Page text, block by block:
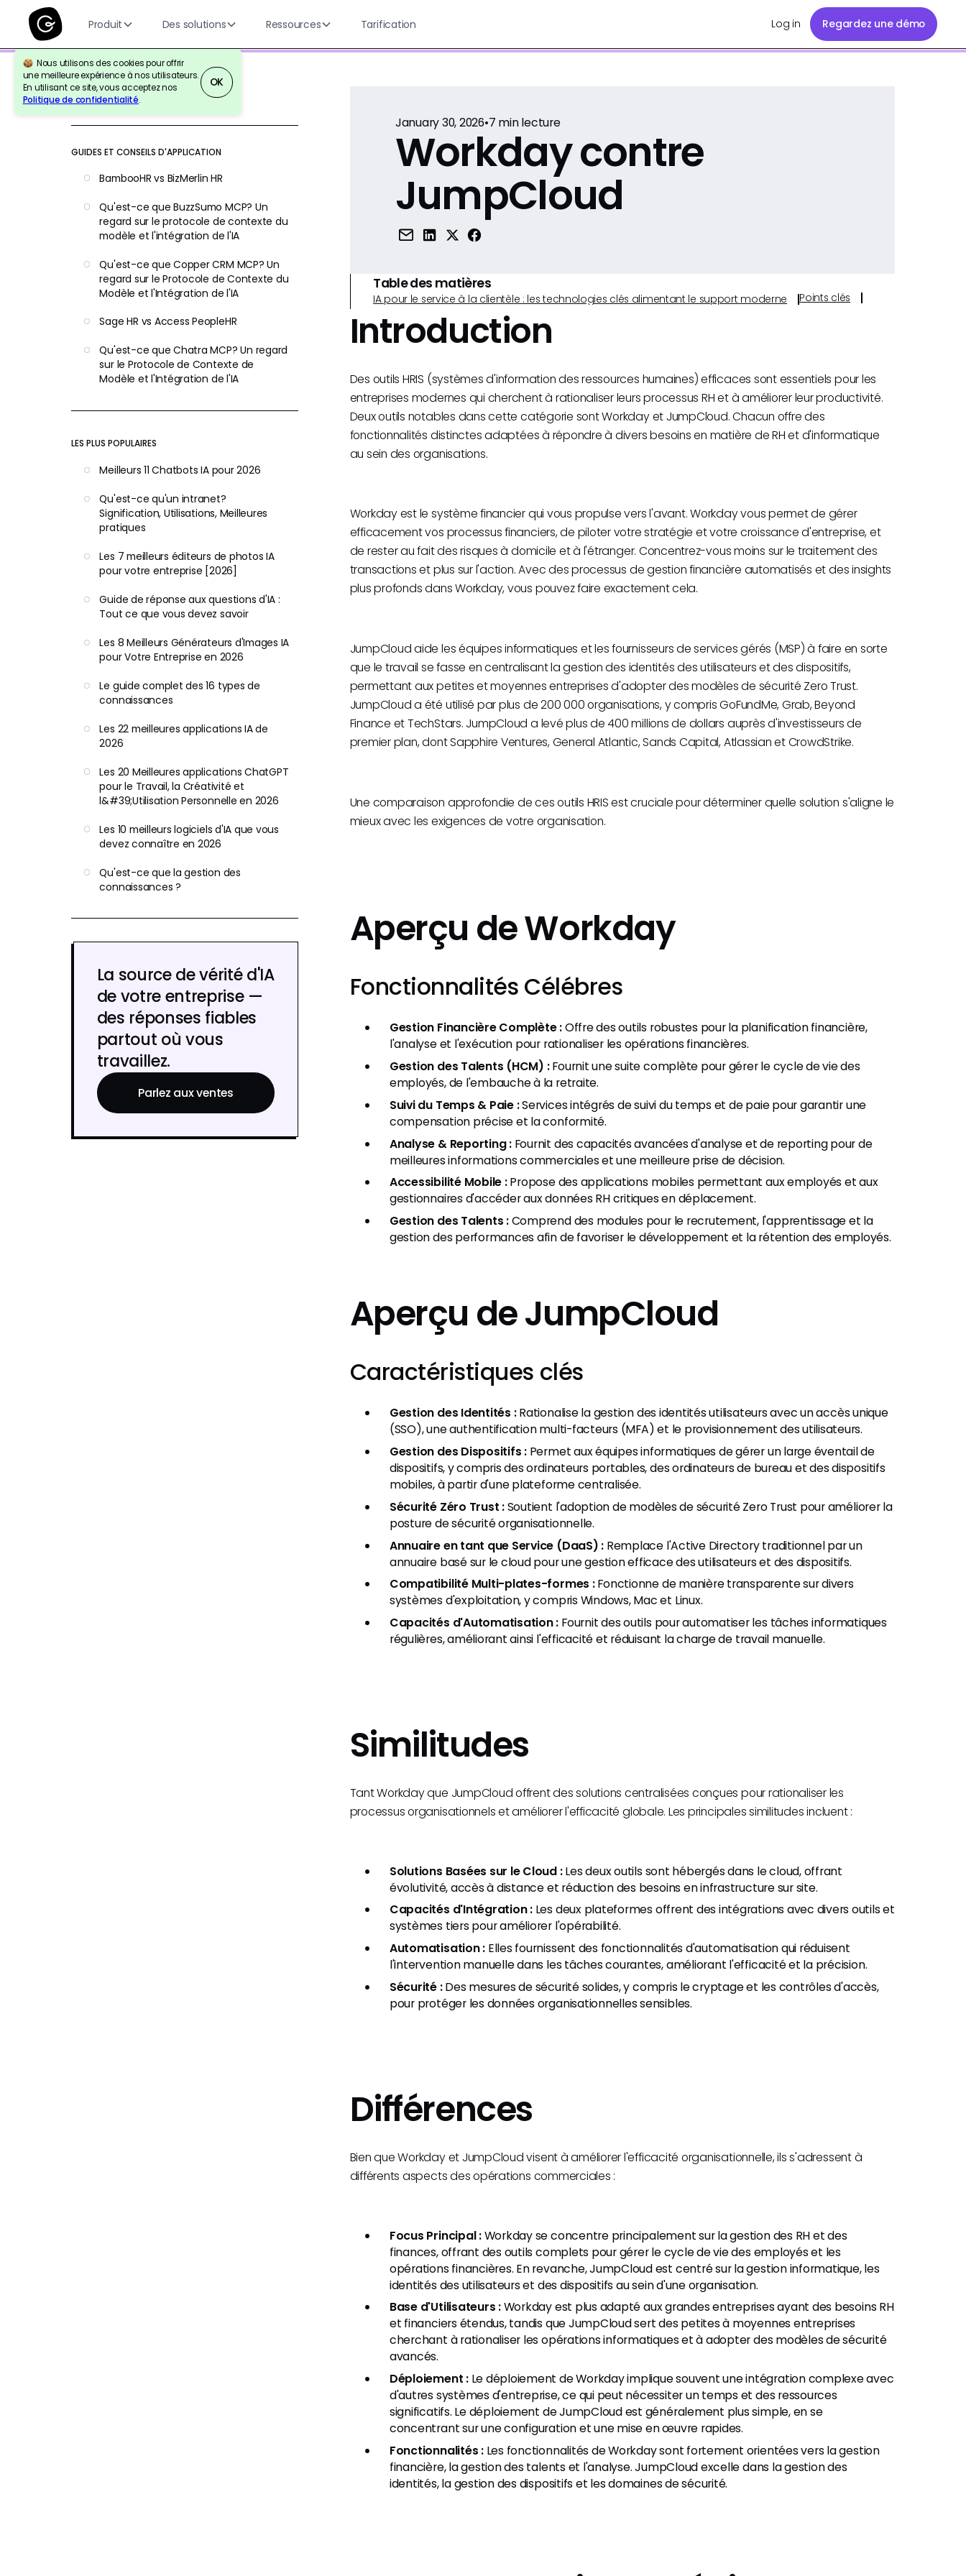
Produit Des solutions Ressources Tarification Log in Regardez une démo
Nous utilisons des cookies pour offrir
une meilleure expérience à nos utilisateurs.
En utilisant ce site, vous acceptez nos
Politique de confidentialité.
OK
Retour à la référence
GUIDES ET CONSEILS D'APPLICATION
BambooHR vs BizMerlin HR
Qu'est-ce que BuzzSumo MCP? Un
regard sur le protocole de contexte du
modèle et l'intégration de l'IA
Qu'est-ce que Copper CRM MCP? Un
regard sur le Protocole de Contexte du
Modèle et l'Intégration de l'IA
Sage HR vs Access PeopleHR
Qu'est-ce que Chatra MCP? Un regard
sur le Protocole de Contexte de
Modèle et l'Intégration de l'IA
LES PLUS POPULAIRES
Meilleurs 11 Chatbots IA pour 2026
Qu'est-ce qu'un intranet?
Signification, Utilisations, Meilleures
pratiques
Les 7 meilleurs éditeurs de photos IA
pour votre entreprise [2026]
Guide de réponse aux questions d'IA :
Tout ce que vous devez savoir
Les 8 Meilleurs Générateurs d'Images IA
pour Votre Entreprise en 2026
Le guide complet des 16 types de
connaissances
Les 22 meilleures applications IA de
2026
Les 20 Meilleures applications ChatGPT
pour le Travail, la Créativité et
l&#39;Utilisation Personnelle en 2026
Les 10 meilleurs logiciels d'IA que vous
devez connaître en 2026
Qu'est-ce que la gestion des
connaissances ?
La source de vérité d'IA
de votre entreprise —
des réponses fiables
partout où vous
travaillez.
Parlez aux ventes
January 30, 2026•7 min lecture
Workday contre
JumpCloud
Table des matières
IA pour le service à la clientèle : les technologies clés alimentant le support moderne Points clés
Introduction
Des outils HRIS (systèmes d'information des ressources humaines) efficaces sont essentiels pour les
entreprises modernes qui cherchent à rationaliser leurs processus RH et à améliorer leur productivité.
Deux outils notables dans cette catégorie sont Workday et JumpCloud. Chacun offre des
fonctionnalités distinctes adaptées à répondre à divers besoins en matière de RH et d'informatique
au sein des organisations.
Workday est le système financier qui vous propulse vers l'avant. Workday vous permet de gérer
efficacement vos processus financiers, de piloter votre stratégie et votre croissance d'entreprise, et
de rester au fait des risques à domicile et à l'étranger. Concentrez-vous moins sur le traitement des
transactions et plus sur l'action. Avec des processus de gestion financière automatisés et des insights
plus profonds dans Workday, vous pouvez faire exactement cela.
JumpCloud aide les équipes informatiques et les fournisseurs de services gérés (MSP) à faire en sorte
que le travail se fasse en centralisant la gestion des identités des utilisateurs et des dispositifs,
permettant aux petites et moyennes entreprises d'adopter des modèles de sécurité Zero Trust.
JumpCloud a été utilisé par plus de 200 000 organisations, y compris GoFundMe, Grab, Beyond
Finance et TechStars. JumpCloud a levé plus de 400 millions de dollars auprès d'investisseurs de
premier plan, dont Sapphire Ventures, General Atlantic, Sands Capital, Atlassian et CrowdStrike.
Une comparaison approfondie de ces outils HRIS est cruciale pour déterminer quelle solution s'aligne le
mieux avec les exigences de votre organisation.
Aperçu de Workday
Fonctionnalités Célébres
Gestion Financière Complète :Offre des outils robustes pour la planification financière,
l'analyse et l'exécution pour rationaliser les opérations financières.
Gestion des Talents (HCM) :Fournit une suite complète pour gérer le cycle de vie des
employés, de l'embauche à la retraite.
Suivi du Temps & Paie :Services intégrés de suivi du temps et de paie pour garantir une
compensation précise et la conformité.
Analyse & Reporting :Fournit des capacités avancées d'analyse et de reporting pour de
meilleures informations commerciales et une meilleure prise de décision.
Accessibilité Mobile :Propose des applications mobiles permettant aux employés et aux
gestionnaires d'accéder aux données RH critiques en déplacement.
Gestion des Talents :Comprend des modules pour le recrutement, l'apprentissage et la
gestion des performances afin de favoriser le développement et la rétention des employés.
Aperçu de JumpCloud
Caractéristiques clés
Gestion des Identités :Rationalise la gestion des identités utilisateurs avec un accès unique
(SSO), une authentification multi-facteurs (MFA) et le provisionnement des utilisateurs.
Gestion des Dispositifs :Permet aux équipes informatiques de gérer un large éventail de
dispositifs, y compris des ordinateurs portables, des ordinateurs de bureau et des dispositifs
mobiles, à partir d'une plateforme centralisée.
Sécurité Zéro Trust :Soutient l'adoption de modèles de sécurité Zero Trust pour améliorer la
posture de sécurité organisationnelle.
Annuaire en tant que Service (DaaS) : Remplace l'Active Directory traditionnel par un
annuaire basé sur le cloud pour une gestion efficace des utilisateurs et des dispositifs.
Compatibilité Multi-plates-formes :Fonctionne de manière transparente sur divers
systèmes d'exploitation, y compris Windows, Mac et Linux.
Capacités d'Automatisation : Fournit des outils pour automatiser les tâches informatiques
régulières, améliorant ainsi l'efficacité et réduisant la charge de travail manuelle.
Similitudes
Tant Workday que JumpCloud offrent des solutions centralisées conçues pour rationaliser les
processus organisationnels et améliorer l'efficacité globale. Les principales similitudes incluent :
Solutions Basées sur le Cloud :Les deux outils sont hébergés dans le cloud, offrant
évolutivité, accès à distance et réduction des besoins en infrastructure sur site.
Capacités d'Intégration :Les deux plateformes offrent des intégrations avec divers outils et
systèmes tiers pour améliorer l'opérabilité.
Automatisation : Elles fournissent des fonctionnalités d'automatisation qui réduisent
l'intervention manuelle dans les tâches courantes, améliorant l'efficacité et la précision.
Sécurité :Des mesures de sécurité solides, y compris le cryptage et les contrôles d'accès,
pour protéger les données organisationnelles sensibles.
Différences
Bien que Workday et JumpCloud visent à améliorer l'efficacité organisationnelle, ils s'adressent à
différents aspects des opérations commerciales :
Focus Principal :Workday se concentre principalement sur la gestion des RH et des
finances, offrant des outils complets pour gérer le cycle de vie des employés et les
opérations financières. En revanche, JumpCloud est centré sur la gestion informatique, les
identités des utilisateurs et des dispositifs au sein d'une organisation.
Base d'Utilisateurs :Workday est plus adapté aux grandes entreprises ayant des besoins RH
et financiers étendus, tandis que JumpCloud sert des petites à moyennes entreprises
cherchant à rationaliser les opérations informatiques et à adopter des modèles de sécurité
avancés.
Déploiement :Le déploiement de Workday implique souvent une intégration complexe avec
d'autres systèmes d'entreprise, ce qui peut nécessiter un temps et des ressources
significatifs. Le déploiement de JumpCloud est généralement plus simple, en se
concentrant sur une configuration et une mise en œuvre rapides.
Fonctionnalités :Les fonctionnalités de Workday sont fortement orientées vers la gestion
financière, la gestion des talents et l'analyse. JumpCloud excelle dans la gestion des
identités, la gestion des dispositifs et les domaines de sécurité.